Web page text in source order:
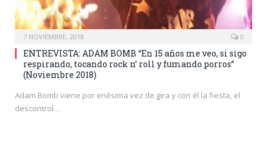
7 NOVIEMBRE, 2018 0
ENTREVISTA: ADAM BOMB “En 15 años me veo, si sigo
respirando, tocando rock n’ roll y fumando porros”
(Noviembre 2018)
Adam Bomb viene por enésima vez de gira y con él la fiesta, el
descontrol…